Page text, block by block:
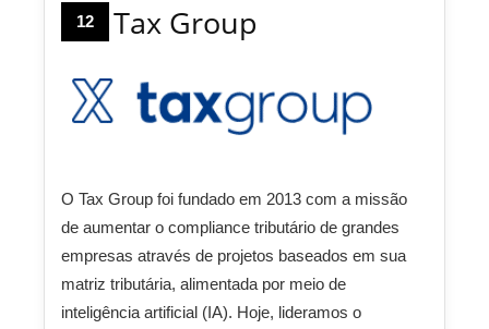
12 Tax Group
O Tax Group foi fundado em 2013 com a missão
de aumentar o compliance tributário de grandes
empresas através de projetos baseados em sua
matriz tributária, alimentada por meio de
inteligência artificial (IA). Hoje, lideramos o